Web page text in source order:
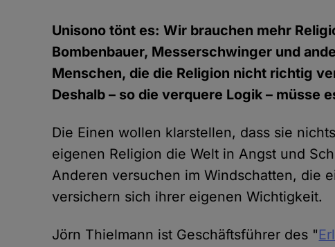
Unisono tönt es: Wir brauchen mehr
Bombenbauer, Messerschwinger und
Menschen, die die Religion nicht richtig
Deshalb – so die verquere Logik – müsse
Die Einen wollen klarstellen, dass sie
eigenen Religion die Welt in Angst und
Anderen versuchen im Windschatten, die
versichern sich ihrer eigenen Wichtigkeit.
Jörn Thielmann ist Geschäftsführer des "